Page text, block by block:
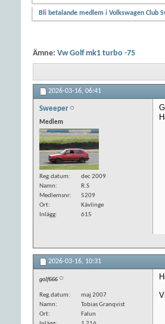
Bli betalande medlem i Volkswagen Club
Ämne: Vw Golf mk1 turbo -75
2026-03-16, 06:41
Sweeper
Medlem
Reg.datum
dec 2009
Namn
R.S
Medlemsnr
5209
Ort
Kävlinge
Inlägg
615
2026-03-16, 10:31
golf666
Reg.datum
maj 2007
Namn
Tobias Granqvist
Ort
Falun